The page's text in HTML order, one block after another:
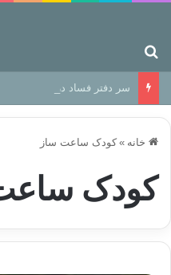
سر دفتر فساد در زمین‌، دوری
خانه » کودک ساعت ساز
کودک